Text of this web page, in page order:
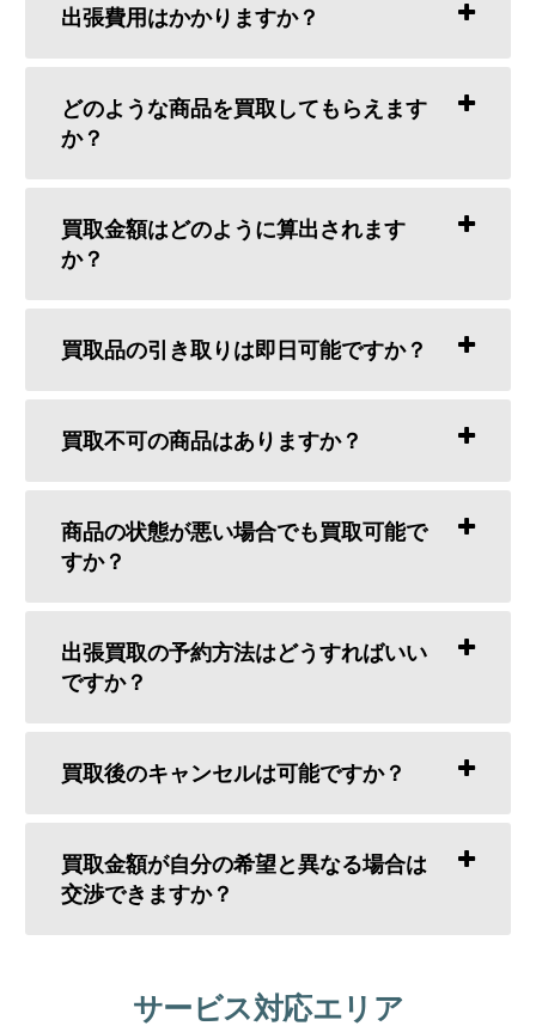
出張費用はかかりますか？
どのような商品を買取してもらえます
か？
買取金額はどのように算出されます
か？
買取品の引き取りは即日可能ですか？
買取不可の商品はありますか？
商品の状態が悪い場合でも買取可能で
すか？
出張買取の予約方法はどうすればいい
ですか？
買取後のキャンセルは可能ですか？
買取金額が自分の希望と異なる場合は
交渉できますか？
サービス対応エリア